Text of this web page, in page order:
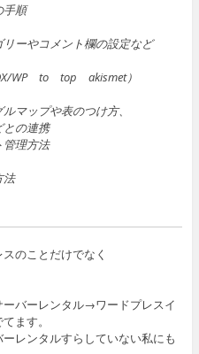
手順
ーやコメント欄の設定など
WP to top akismet）
マップや表のつけ方、
との連携
管理方法
法
のことだけでなく
バーレンタル→ワードプレスイ
ます。
レンタルすらしていない私にも